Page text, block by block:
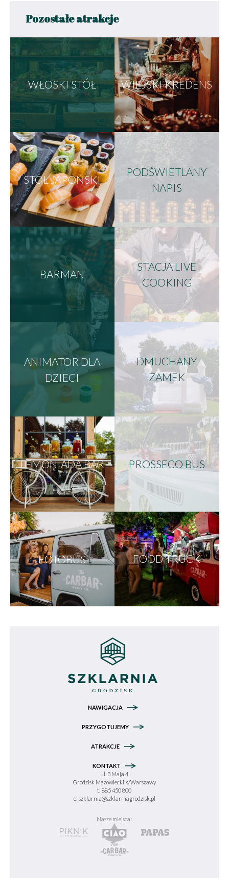
Pozostałe atrakcje
WŁOSKI STÓŁ WIEJSKI KREDENS
STÓŁ JAPOŃSKI
PODŚWIETLANY
NAPIS
BARMAN
STACJA LIVE
COOKING
ANIMATOR DLA
DZIECI
DMUCHANY
ZAMEK
LEMONIADA BAR PROSSECO BUS
FOTOBUS FOOD TRUCK
NAWIGACJA
PRZYGOTUJEMY
ATRAKCJE
KONTAKT
ul. 3 Maja 4
Grodzisk Mazowiecki k/Warszawy
t: 885 450 800
e: szklarnia@szklarniagrodzisk.pl
Nasze miejsca: